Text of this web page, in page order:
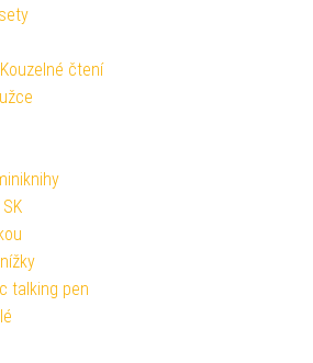
čtení
talking pen